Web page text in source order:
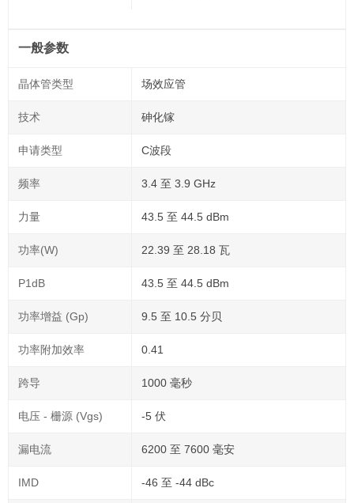
一般参数
晶体管类型 场效应管
技术 砷化镓
申请类型 C波段
频率 3.4 至 3.9 GHz
力量 43.5 至 44.5 dBm
功率(W) 22.39 至 28.18 瓦
P1dB 43.5 至 44.5 dBm
功率增益 (Gp) 9.5 至 10.5 分贝
功率附加效率 0.41
跨导 1000 毫秒
电压 - 栅源 (Vgs) -5 伏
漏电流 6200 至 7600 毫安
IMD -46 至 -44 dBc